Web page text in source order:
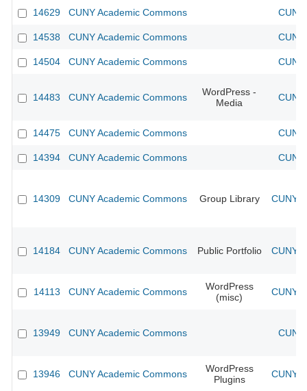
14629 CUNY Academic Commons
14538 CUNY Academic Commons
14504 CUNY Academic Commons
14483 CUNY Academic Commons
WordPress -
Media
14475 CUNY Academic Commons
14394 CUNY Academic Commons
14309 CUNY Academic Commons Group Library CUNY
14184 CUNY Academic Commons Public Portfolio CUNY
14113 CUNY Academic Commons
WordPress
(misc)
CUNY
13949 CUNY Academic Commons
13946 CUNY Academic Commons
WordPress
Plugins
CUNY